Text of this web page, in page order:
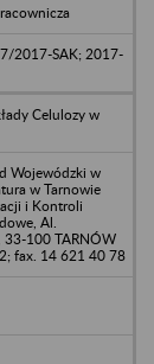
2017-SAK; 2017-
Celulozy w
Wojewódzki w
w Tarnowie
i Kontroli
Al.
33-100 TARNÓW
fax. 14 621 40 78